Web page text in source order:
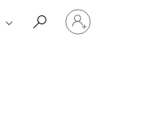
Prijavite
se